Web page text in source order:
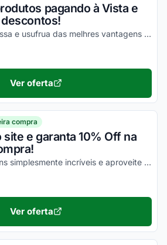
pagando à Vista e
Não fique de fora dessa e usufrua das melhres vantagens possíveis!
Ver oferta
compra
e garanta 10% Off na
Desfrute de vantagens simplesmente incríveis e aproveite com as melhores vantagens!
Ver oferta